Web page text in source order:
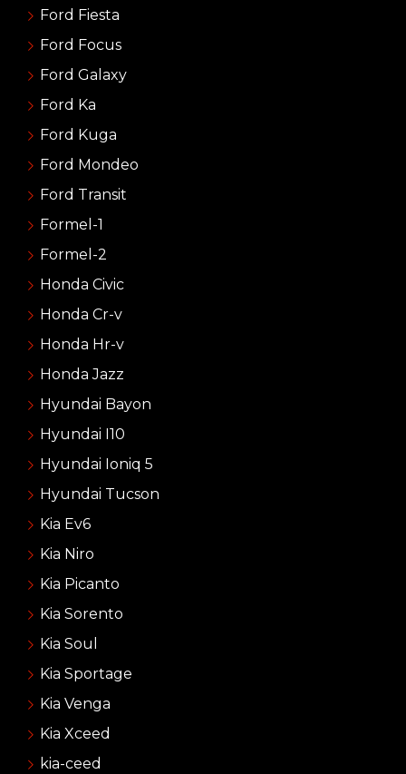
Ford Fiesta
Ford Focus
Ford Galaxy
Ford Ka
Ford Kuga
Ford Mondeo
Ford Transit
Formel-1
Formel-2
Honda Civic
Honda Cr-v
Honda Hr-v
Honda Jazz
Hyundai Bayon
Hyundai I10
Hyundai Ioniq 5
Hyundai Tucson
Kia Ev6
Kia Niro
Kia Picanto
Kia Sorento
Kia Soul
Kia Sportage
Kia Venga
Kia Xceed
kia-ceed